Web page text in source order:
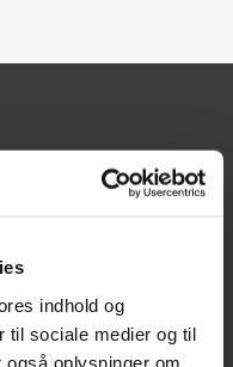
indhold og
til sociale medier og til
oplysninger om